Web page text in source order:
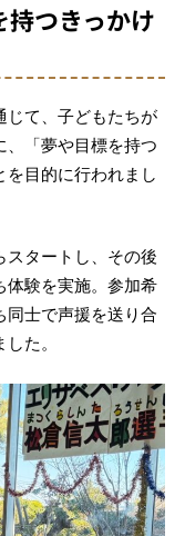
つきっかけ
じて、子どもたちが
、「夢や目標を持つ
を目的に行われまし
スタートし、その後
体験を実施。参加希
同士で声援を送り合
た。